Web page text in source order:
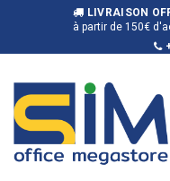
LIVRAISON
à partir de 150€